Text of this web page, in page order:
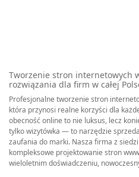
Tworzenie stron internetowych
rozwiązania dla firm w całej
Profesjonalne tworzenie stron
która przynosi realne korzyści dla
obecność online to nie luksus, lecz
tylko wizytówka — to narzędzie
zaufania do marki. Nasza firma z
kompleksowe projektowanie stron
wieloletnim doświadczeniu,